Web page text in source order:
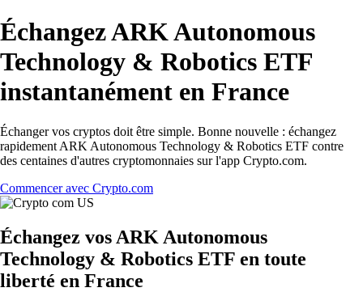
Échangez ARK Autonomous
Technology & Robotics ETF
instantanément en France
Échanger vos cryptos doit être simple. Bonne nouvelle : échangez
rapidement ARK Autonomous Technology & Robotics ETF contre
des centaines d'autres cryptomonnaies sur l'app Crypto.com.
Commencer avec Crypto.com
Échangez vos ARK Autonomous
Technology & Robotics ETF en toute
liberté en France